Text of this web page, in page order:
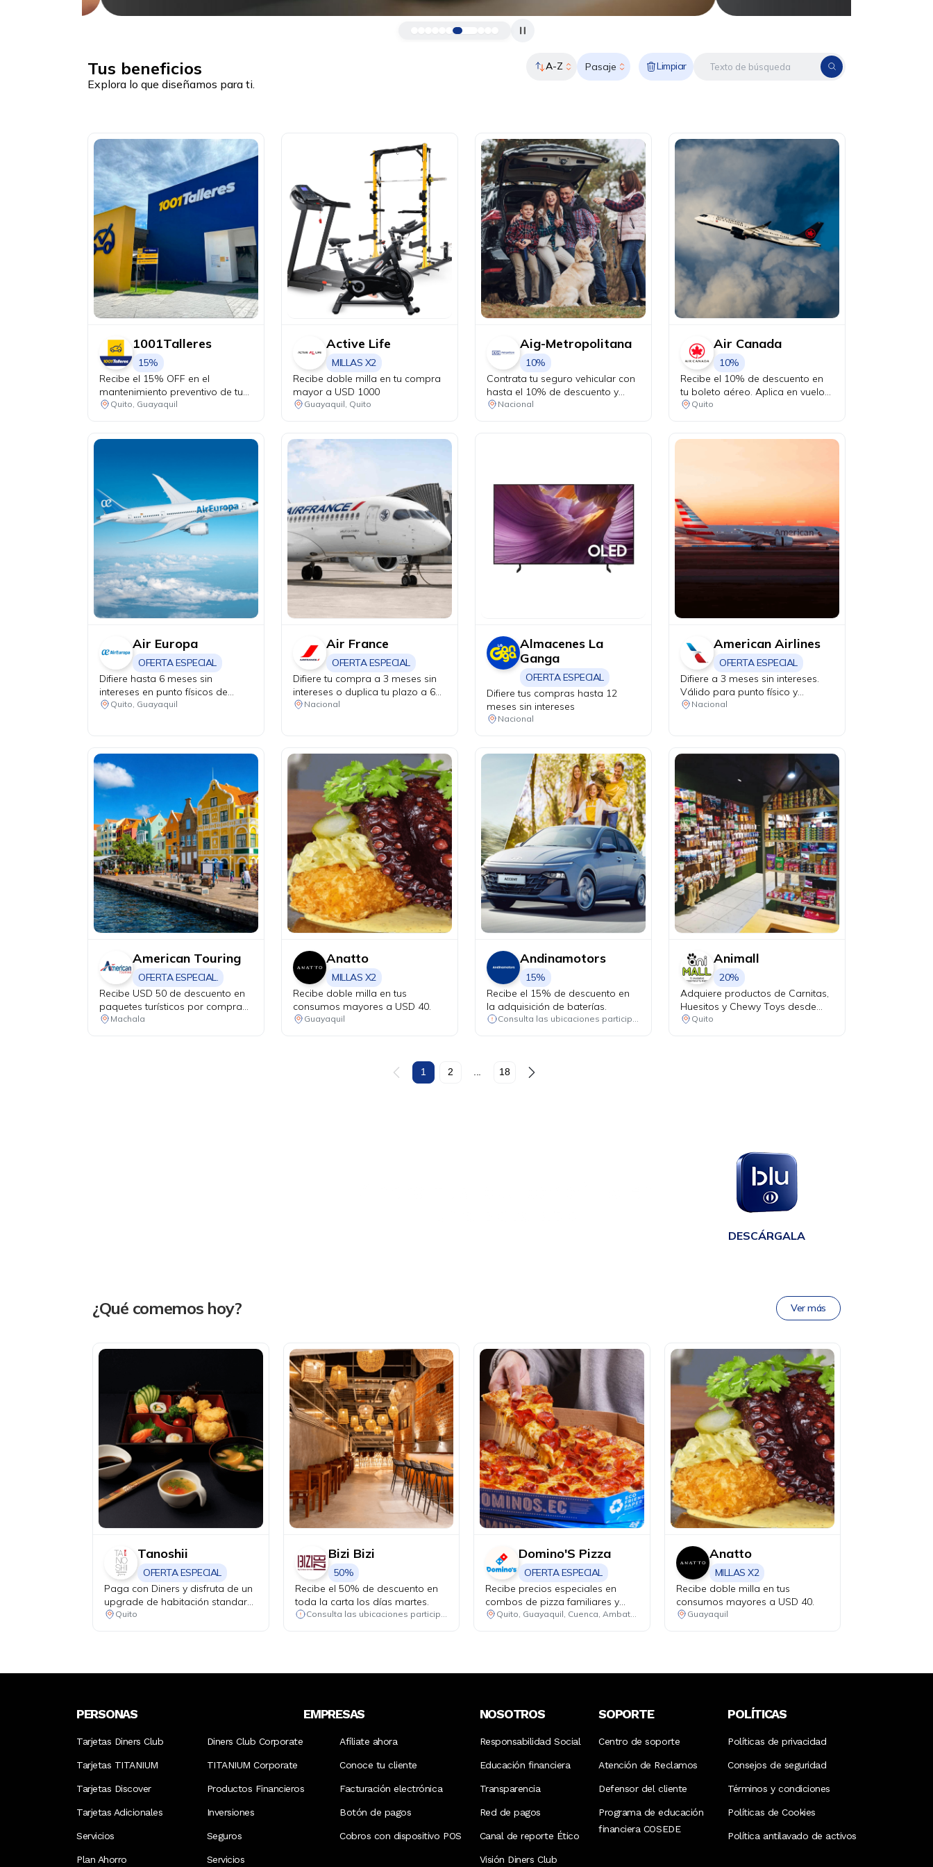
Tus beneficios
Explora lo que diseñamos para ti.
A-Z Pasaje Limpiar
1001Talleres
15%
Recibe el 15% OFF en el
mantenimiento preventivo de tu
vehículo + chequeo de 20 puntos
Quito, Guayaquil
Active Life
MILLAS X2
Recibe doble milla en tu compra
mayor a USD 1000
Guayaquil, Quito
Aig-Metropolitana
10%
Contrata tu seguro vehicular con
hasta el 10% de descuento y
recorre protegido en cada
Nacional
Air Canada
10%
Recibe el 10% de descuento en
tu boleto aéreo. Aplica en vuelos
desde Quito a Canadá y Estados
Quito
Air Europa
OFERTA ESPECIAL
Difiere hasta 6 meses sin
intereses en punto físicos de
venta.
Quito, Guayaquil
Air France
OFERTA ESPECIAL
Difiere tu compra a 3 meses sin
intereses o duplica tu plazo a 6
meses. Válido solo en puntos de
Nacional
Almacenes La
Ganga
OFERTA ESPECIAL
Difiere tus compras hasta 12
meses sin intereses
Nacional
American Airlines
OFERTA ESPECIAL
Difiere a 3 meses sin intereses.
Válido para punto físico y
agencias de viaje.
Nacional
American Touring
OFERTA ESPECIAL.
Recibe USD 50 de descuento en
paquetes turísticos por compras
mínimas de USD 999.
Machala
Anatto
MILLAS X2
Recibe doble milla en tus
consumos mayores a USD 40.
Guayaquil
Andinamotors
15%
Recibe el 15% de descuento en
la adquisición de baterías.
Consulta las ubicaciones participantes
Animall
20%
Adquiere productos de Carnitas,
Huesitos y Chewy Toys desde
USD 9.99 y recibe el 20% de
Quito
1 2 ... 18
DESCÁRGALA
¿Qué comemos hoy? Ver más
Tanoshii
OFERTA ESPECIAL
Paga con Diners y disfruta de un
upgrade de habitación standard
a grand room.
Quito
Bizi Bizi
50%
Recibe el 50% de descuento en
toda la carta los días martes.
Consulta las ubicaciones participantes
Domino'S Pizza
OFERTA ESPECIAL
Recibe precios especiales en
combos de pizza familiares y
medianos. Promoción 1: 2 pizzas
Quito, Guayaquil, Cuenca, Ambato, Santo Domingo
Anatto
MILLAS X2
Recibe doble milla en tus
consumos mayores a USD 40.
Guayaquil
PERSONAS
Tarjetas Diners Club
Tarjetas TITANIUM
Tarjetas Discover
Tarjetas Adicionales
Servicios
Plan Ahorro
EMPRESAS
Diners Club Corporate
TITANIUM Corporate
Productos Financieros
Inversiones
Seguros
Servicios
Afíliate ahora
Conoce tu cliente
Facturación electrónica
Botón de pagos
Cobros con dispositivo POS
NOSOTROS
Responsabilidad Social
Educación financiera
Transparencia
Red de pagos
Canal de reporte Ético
Visión Diners Club
SOPORTE
Centro de soporte
Atención de Reclamos
Defensor del cliente
Programa de educación
financiera COSEDE
POLÍTICAS
Políticas de privacidad
Consejos de seguridad
Términos y condiciones
Políticas de Cookies
Política antilavado de activos